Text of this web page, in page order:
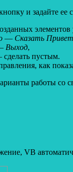
и задайте ее
элементов
— Сказать Привет
Выход,
сделать пустым.
как
работы со
VB